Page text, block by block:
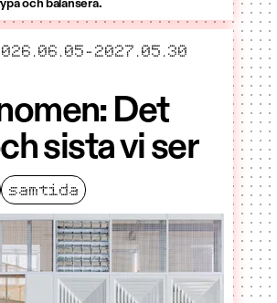
och balansera.
– slutar
2027.05.30
Det
sista vi ser
samtida